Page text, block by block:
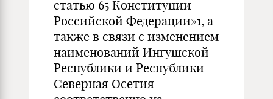
статью 65 Конституции
Российской Федерации»1, а
также в связи с изменением
наименований Ингушской
Республики и Республики
Северная Осетия